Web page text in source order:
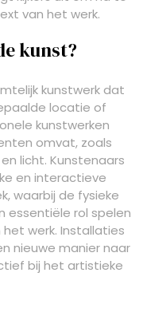
van het werk.
kunst?
kunstwerk dat
locatie of
kunstwerken
omvat, zoals
licht. Kunstenaars
en interactieve
waarbij de fysieke
essentiële rol spelen
werk. Installaties
nieuwe manier naar
bij het artistieke